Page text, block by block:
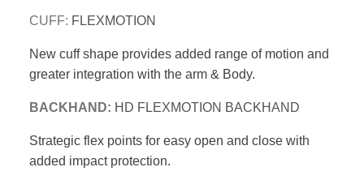
CUFF: FLEXMOTION
New cuff shape provides added range of motion and
greater integration with the arm & Body.
BACKHAND: HD FLEXMOTION BACKHAND
Strategic flex points for easy open and close with
added impact protection.